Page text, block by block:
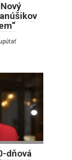
dňová